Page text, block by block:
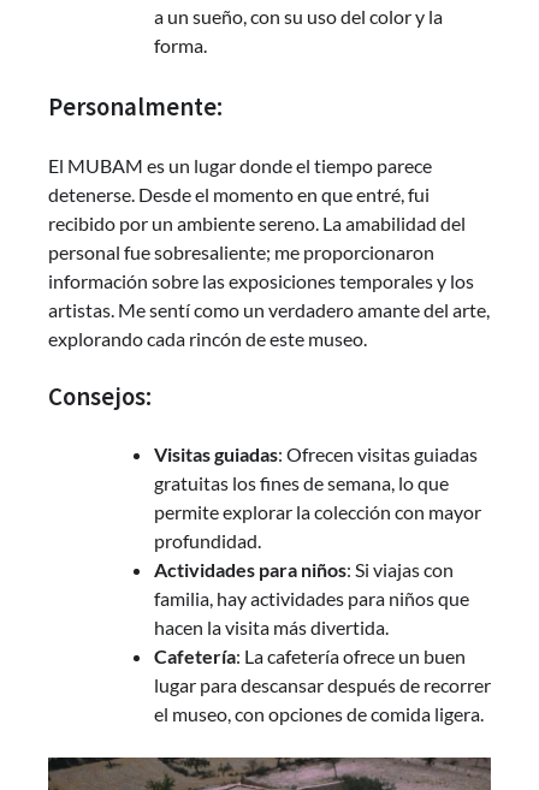
a un sueño, con su uso del color y la
forma.
Personalmente:
El MUBAM es un lugar donde el tiempo parece
detenerse. Desde el momento en que entré, fui
recibido por un ambiente sereno. La amabilidad del
personal fue sobresaliente; me proporcionaron
información sobre las exposiciones temporales y los
artistas. Me sentí como un verdadero amante del arte,
explorando cada rincón de este museo.
Consejos:
Visitas guiadas: Ofrecen visitas guiadas
gratuitas los fines de semana, lo que
permite explorar la colección con mayor
profundidad.
Actividades para niños: Si viajas con
familia, hay actividades para niños que
hacen la visita más divertida.
Cafetería: La cafetería ofrece un buen
lugar para descansar después de recorrer
el museo, con opciones de comida ligera.